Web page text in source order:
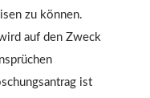
zu können.
auf den Zweck
ist